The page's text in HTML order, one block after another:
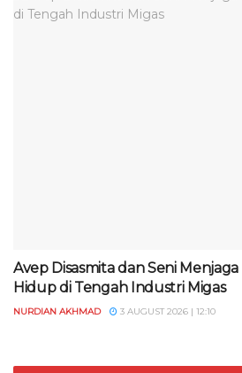
Avep Disasmita dan Seni
Hidup di Tengah Industri Migas
NURDIAN AKHMAD 3 AUGUST 2026 | 12:10